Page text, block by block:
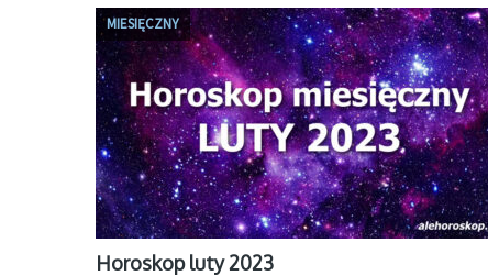
MIESIĘCZNY
Horoskop luty 2023